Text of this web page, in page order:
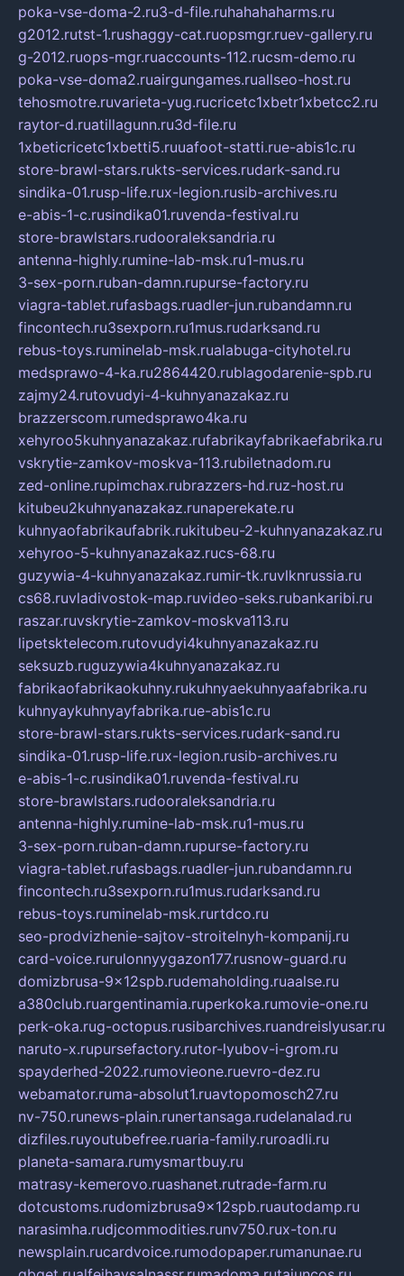
poka-vse-doma-2.ru3-d-file.ruhahahaharms.ru
g2012.rutst-1.rushaggy-cat.ruopsmgr.ruev-gallery.ru
g-2012.ruops-mgr.ruaccounts-112.rucsm-demo.ru
poka-vse-doma2.ruairgungames.ruallseo-host.ru
tehosmotre.ruvarieta-yug.rucricetc1xbetr1xbetcc2.ru
raytor-d.ruatillagunn.ru3d-file.ru
1xbeticricetc1xbetti5.ruuafoot-statti.rue-abis1c.ru
store-brawl-stars.rukts-services.rudark-sand.ru
sindika-01.rusp-life.rux-legion.rusib-archives.ru
e-abis-1-c.rusindika01.ruvenda-festival.ru
store-brawlstars.rudooraleksandria.ru
antenna-highly.rumine-lab-msk.ru1-mus.ru
3-sex-porn.ruban-damn.rupurse-factory.ru
viagra-tablet.rufasbags.ruadler-jun.rubandamn.ru
fincontech.ru3sexporn.ru1mus.rudarksand.ru
rebus-toys.ruminelab-msk.rualabuga-cityhotel.ru
medsprawo-4-ka.ru2864420.rublagodarenie-spb.ru
zajmy24.rutovudyi-4-kuhnyanazakaz.ru
brazzerscom.rumedsprawo4ka.ru
xehyroo5kuhnyanazakaz.rufabrikayfabrikaefabrika.ru
vskrytie-zamkov-moskva-113.rubiletnadom.ru
zed-online.rupimchax.rubrazzers-hd.ruz-host.ru
kitubeu2kuhnyanazakaz.runaperekate.ru
kuhnyaofabrikaufabrik.rukitubeu-2-kuhnyanazakaz.ru
xehyroo-5-kuhnyanazakaz.rucs-68.ru
guzywia-4-kuhnyanazakaz.rumir-tk.ruvlknrussia.ru
cs68.ruvladivostok-map.ruvideo-seks.rubankaribi.ru
raszar.ruvskrytie-zamkov-moskva113.ru
lipetsktelecom.rutovudyi4kuhnyanazakaz.ru
seksuzb.ruguzywia4kuhnyanazakaz.ru
fabrikaofabrikaokuhny.rukuhnyaekuhnyaafabrika.ru
kuhnyaykuhnyayfabrika.rue-abis1c.ru
store-brawl-stars.rukts-services.rudark-sand.ru
sindika-01.rusp-life.rux-legion.rusib-archives.ru
e-abis-1-c.rusindika01.ruvenda-festival.ru
store-brawlstars.rudooraleksandria.ru
antenna-highly.rumine-lab-msk.ru1-mus.ru
3-sex-porn.ruban-damn.rupurse-factory.ru
viagra-tablet.rufasbags.ruadler-jun.rubandamn.ru
fincontech.ru3sexporn.ru1mus.rudarksand.ru
rebus-toys.ruminelab-msk.rurtdco.ru
seo-prodvizhenie-sajtov-stroitelnyh-kompanij.ru
card-voice.rurulonnyygazon177.rusnow-guard.ru
domizbrusa-9x12spb.rudemaholding.ruaalse.ru
a380club.ruargentinamia.ruperkoka.rumovie-one.ru
perk-oka.rug-octopus.rusibarchives.ruandreislyusar.ru
naruto-x.rupursefactory.rutor-lyubov-i-grom.ru
spayderhed-2022.rumovieone.ruevro-dez.ru
webamator.ruma-absolut1.ruavtopomosch27.ru
nv-750.runews-plain.runertansaga.rudelanalad.ru
dizfiles.ruyoutubefree.ruaria-family.ruroadli.ru
planeta-samara.rumysmartbuy.ru
matrasy-kemerovo.ruashanet.rutrade-farm.ru
dotcustoms.rudomizbrusa9x12spb.ruautodamp.ru
narasimha.rudjcommodities.runv750.rux-ton.ru
newsplain.rucardvoice.rumodopaper.rumanunae.ru